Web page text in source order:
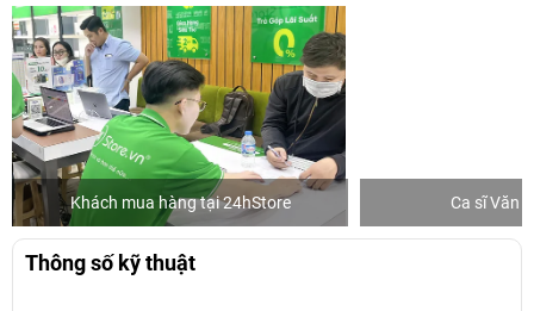
Khách mua hàng tại 24hStore Ca sĩ Văn
Thông số kỹ thuật